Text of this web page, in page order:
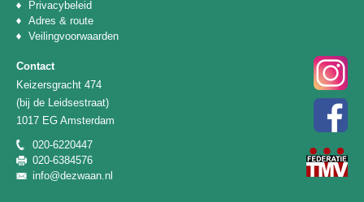
Privacybeleid
Adres & route
Veilingvoorwaarden
Contact
Keizersgracht 474
(bij de Leidsestraat)
1017 EG Amsterdam
020-6220447
020-6384576
info@dezwaan.nl